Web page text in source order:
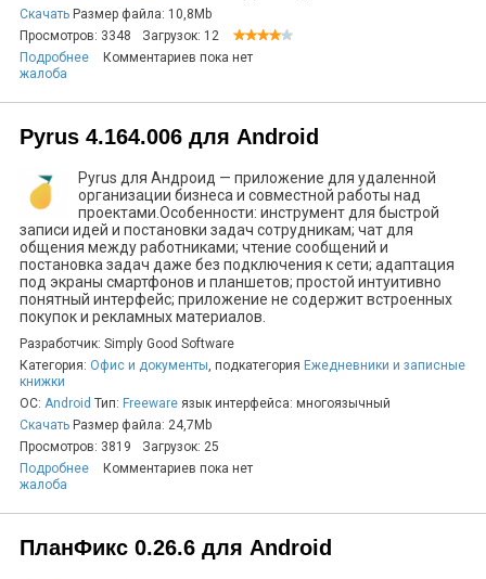
Скачать Размер файла: 10,8Mb
Просмотров: 3348
Загрузок: 12
Подробнее
Комментариев пока нет
жалоба
Pyrus 4.164.006 для Android
Pyrus для Андроид — приложение для удаленной
организации бизнеса и совместной работы над
проектами.Особенности: инструмент для быстрой
записи идей и постановки задач сотрудникам; чат для
общения между работниками; чтение сообщений и
постановка задач даже без подключения к сети; адаптация
под экраны смартфонов и планшетов; простой интуитивно
понятный интерфейс; приложение не содержит встроенных
покупок и рекламных материалов.
Разработчик: Simply Good Software
Категория: Офис и документы, подкатегория Ежедневники и записные
книжки
ОС: Android Тип: Freeware язык интерфейса: многоязычный
Скачать Размер файла: 24,7Mb
Просмотров: 3819
Загрузок: 25
Подробнее
Комментариев пока нет
жалоба
ПланФикс 0.26.6 для Android